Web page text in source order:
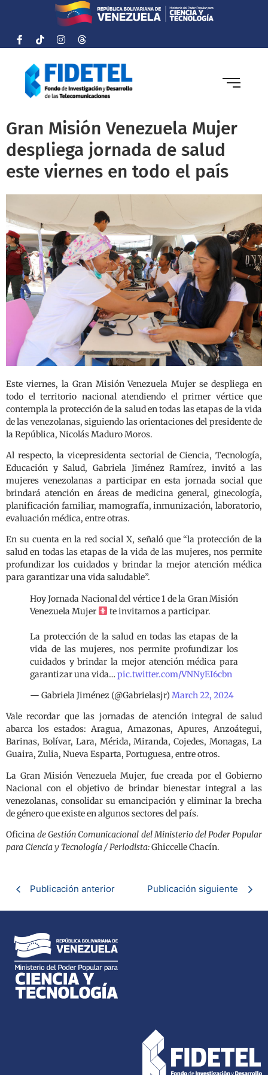
Gran Misión Venezuela Mujer
despliega jornada de salud
este viernes en todo el país
Este viernes, la Gran Misión Venezuela Mujer se despliega en
todo el territorio nacional atendiendo el primer vértice que
contempla la protección de la salud en todas las etapas de la vida
de las venezolanas, siguiendo las orientaciones del presidente de
la República, Nicolás Maduro Moros.
Al respecto, la vicepresidenta sectorial de Ciencia, Tecnología,
Educación y Salud, Gabriela Jiménez Ramírez, invitó a las
mujeres venezolanas a participar en esta jornada social que
brindará atención en áreas de medicina general, ginecología,
planificación familiar, mamografía, inmunización, laboratorio,
evaluación médica, entre otras.
En su cuenta en la red social X, señaló que “la protección de la
salud en todas las etapas de la vida de las mujeres, nos permite
profundizar los cuidados y brindar la mejor atención médica
para garantizar una vida saludable”.
Hoy Jornada Nacional del vértice 1 de la Gran Misión
Venezuela Mujer
te invitamos a participar.
La protección de la salud en todas las etapas de la
vida de las mujeres, nos permite profundizar los
cuidados y brindar la mejor atención médica para
garantizar una vida… pic.twitter.com/VNNyEI6cbn
— Gabriela Jiménez (@Gabrielasjr) March 22, 2024
Vale recordar que las jornadas de atención integral de salud
abarca los estados: Aragua, Amazonas, Apures, Anzoátegui,
Barinas, Bolívar, Lara, Mérida, Miranda, Cojedes, Monagas, La
Guaira, Zulia, Nueva Esparta, Portuguesa, entre otros.
La Gran Misión Venezuela Mujer, fue creada por el Gobierno
Nacional con el objetivo de brindar bienestar integral a las
venezolanas, consolidar su emancipación y eliminar la brecha
de género que existe en algunos sectores del país.
Oficinade Gestión Comunicacional del Ministerio del Poder Popular
para Ciencia y Tecnología / Periodista:Ghiccelle Chacín.
Publicación anterior Publicación siguiente